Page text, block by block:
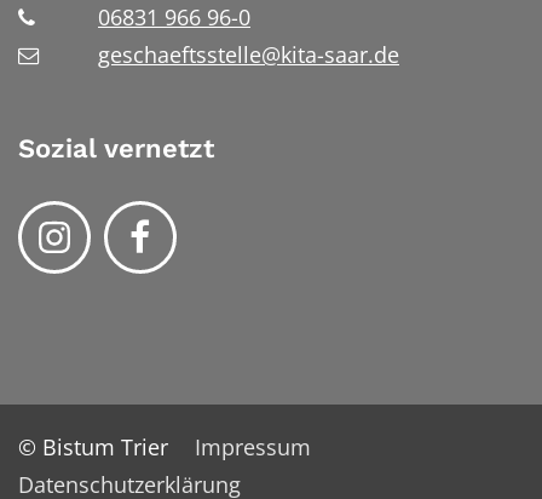
06831 966 96-0
geschaeftsstelle@kita-saar.de
Sozial vernetzt
© Bistum Trier
Impressum
Datenschutzerklärung